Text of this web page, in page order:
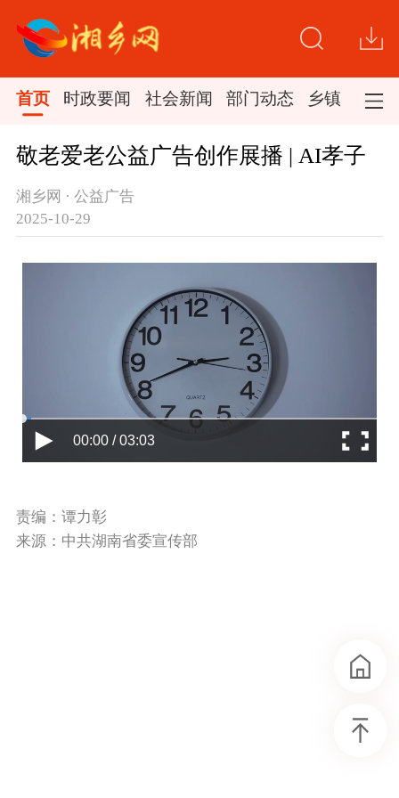
首页 时政要闻 社会新闻 部门动态 乡镇新闻
敬老爱老公益广告创作展播 | AI孝子
湘乡网 · 公益广告
2025-10-29
00:00 / 03:03
责编：谭力彰
来源：中共湖南省委宣传部